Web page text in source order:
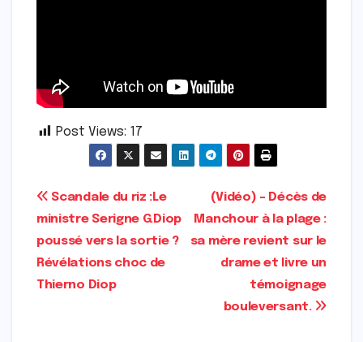
Post Views: 17
Navigation
de
l’article
(Vidéo) – Décès de
Manchour à la plage :
sa mère revient sur le
drame et livre un
témoignage
bouleversant.
Scandale du riz :Le
ministre Serigne G.Diop
poussé vers la sortie ?
Révélations choc de
Thierno Diop